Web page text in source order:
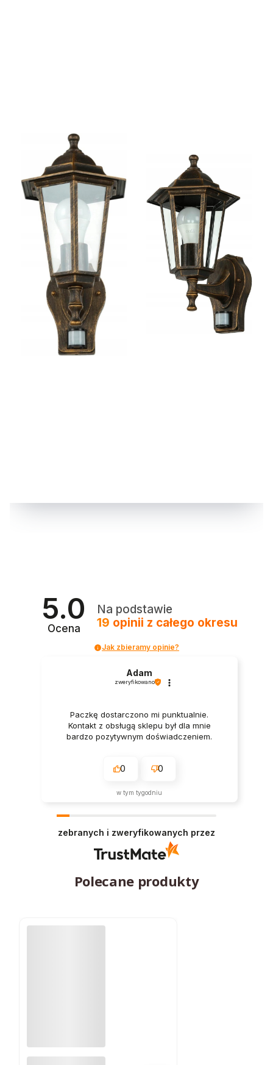
5.0
Ocena
Na podstawie
19 opinii z całego okresu
Jak zbieramy opinie?
Adam
zweryfikowano
Paczkę dostarczono mi punktualnie.
Kontakt z obsługą sklepu był dla mnie
bardzo pozytywnym doświadczeniem.
0 0
w tym tygodniu
zebranych i zweryfikowanych przez
Polecane produkty